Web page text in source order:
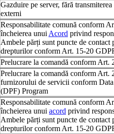
Gazduire pe server, fără
externi
Responsabilitate comună conform
încheierea unui Acord privind
Ambele părți sunt puncte de contact
drepturilor conform Art. 15-20
Prelucrare la comandă conform Art.
Prelucrare la comandă conform Art.
furnizorului de servicii conform
(DPF) Program
Responsabilitate comună conform
încheierea unui acord privind
Ambele părți sunt puncte de contact
drepturilor conform Art. 15-20